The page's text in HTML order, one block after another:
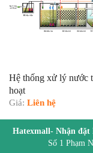
Hệ thống xử lý nước
hoạt
Giá: Liên hệ
Hatexmall- Nhận đặt
Số 1 Phạm